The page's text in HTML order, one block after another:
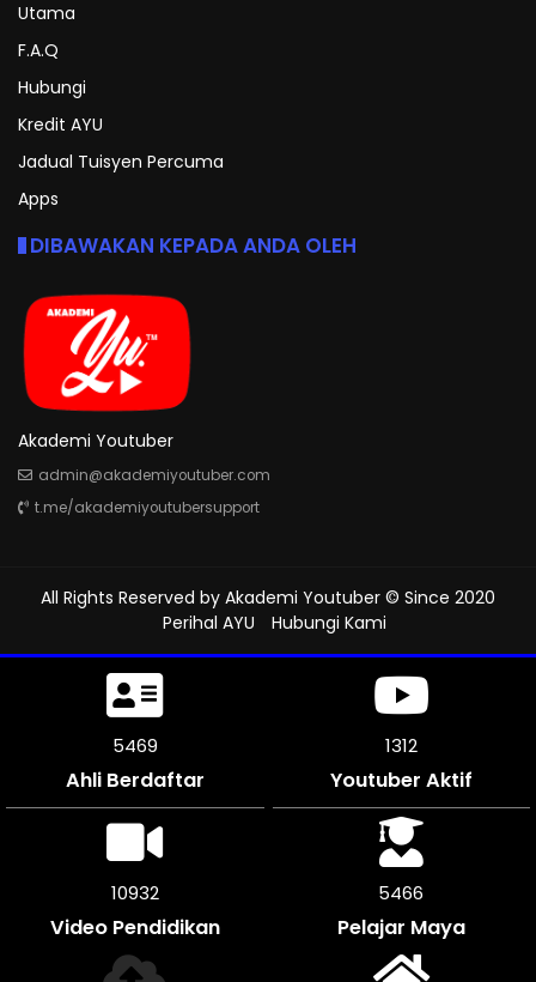
Utama
F.A.Q
Hubungi
Kredit AYU
Jadual Tuisyen Percuma
Apps
DIBAWAKAN KEPADA ANDA OLEH
Akademi Youtuber
admin@akademiyoutuber.com
t.me/akademiyoutubersupport
All Rights Reserved by Akademi Youtuber © Since 2020
Perihal AYU
Hubungi Kami
5889
Ahli Berdaftar
1312
Youtuber Aktif
11778
Video Pendidikan
5886
Pelajar Maya